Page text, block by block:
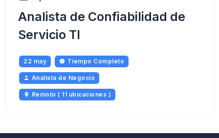
Analista de Confiabilidad de
Servicio TI
22 may Tiempo Completo
Analista de Negocio
Remoto ( 11 ubicaciones )